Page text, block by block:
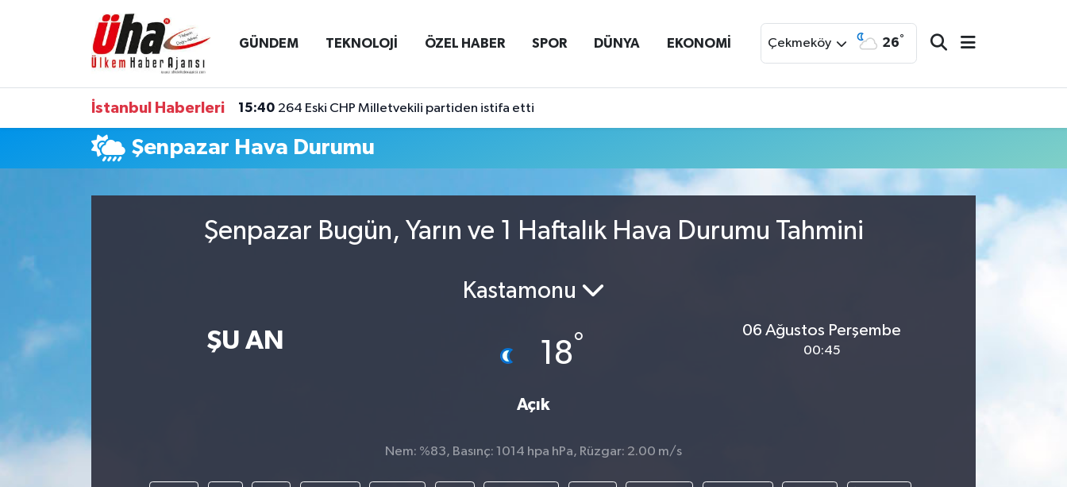
GÜNDEM TEKNOLOJİ ÖZEL HABER SPOR DÜNYA EKONOMİ Çekmeköy 26°
İstanbul Haberleri 15:40 264 Eski CHP Milletvekili partiden istifa etti
Şenpazar Hava Durumu
Şenpazar Bugün, Yarın ve 1 Haftalık Hava Durumu Tahmini
ŞU AN
Kastamonu
18°
Açık
06 Ağustos Perşembe
00:45
Nem: %83, Basınç: 1014 hpa hPa, Rüzgar: 2.00 m/s
İstanbul Nöbetçi Eczaneler
İstanbul Hava Durumu
İstanbul Namaz Vakitleri
Süper Lig Puan Durumu ve Fikstür